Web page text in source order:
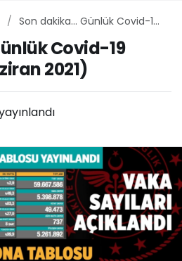
Son dakika… Günlük Covid-19
Covid-19
2021)